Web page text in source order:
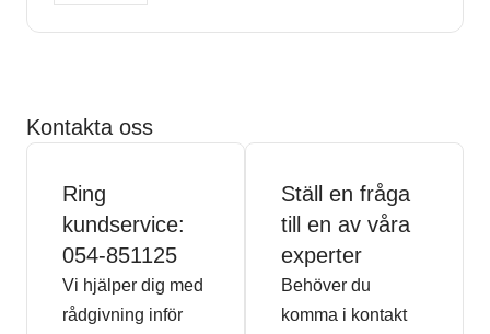
Kontakta oss
Ring
kundservice:
054-851125
Vi hjälper dig med
rådgivning inför
Ställ en fråga
till en av våra
experter
Behöver du
komma i kontakt